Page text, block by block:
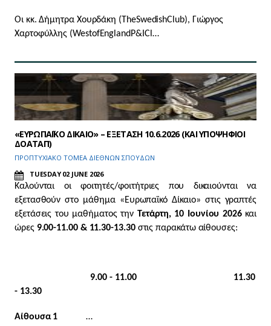
Οι κκ. Δήμητρα Χουρδάκη (TheSwedishClub), Γιώργος
Χαρτοφύλλης (WestofEnglandP&I Cl…
«ΕΥΡΩΠΑΪΚΟ ΔΙΚΑΙΟ» – ΕΞΕΤΑΣΗ 10.6.2026 (ΚΑΙ ΥΠΟΨΗΦΙΟΙ
ΔΟΑΤΑΠ)
ΠΡΟΠΤΥΧΙΑΚΟ ΤΟΜΕΑ ΔΙΕΘΝΩΝ ΣΠΟΥΔΩΝ
TUESDAY 02 JUNE 2026
Καλούνται οι φοιτητές/φοιτήτριες που δικαιούνται να
εξετασθούν στο μάθημα «Ευρωπαϊκό Δίκαιο» στις γραπτές
εξετάσεις του μαθήματος την Τετάρτη, 10 Ιουνίου 2026και
ώρες 9.00-11.00 & 11.30-13.30στις παρακάτω αίθουσες:
9.00 - 11.00 11.30
- 13.30
Αίθουσα 1 …